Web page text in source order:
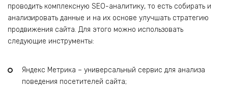
проводить комплексную SEO-аналитику, то есть собирать и
анализировать данные и на их основе улучшать стратегию
продвижения сайта. Для этого можно использовать
следующие инструменты:
Яндекс Метрика – универсальный сервис для анализа
поведения посетителей сайта;